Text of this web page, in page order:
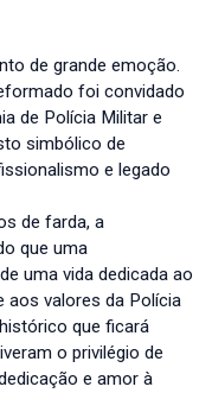
de grande emoção.
foi convidado
de Polícia Militar e
simbólico de
e legado
de farda, a
que uma
uma vida dedicada ao
aos valores da Polícia
que ficará
o privilégio de
e amor à